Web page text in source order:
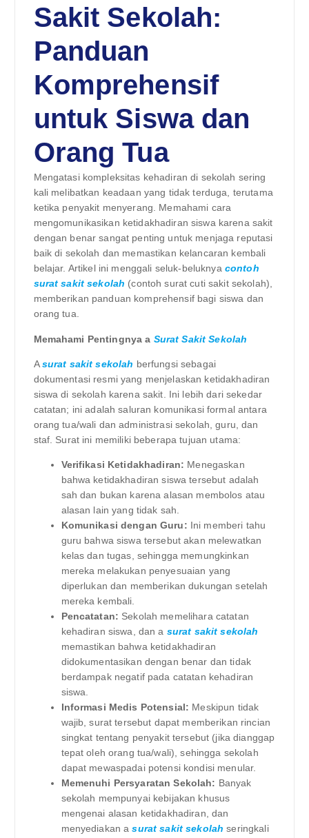
Sakit Sekolah:
Panduan
Komprehensif
untuk Siswa dan
Orang Tua
Mengatasi kompleksitas kehadiran di sekolah sering
kali melibatkan keadaan yang tidak terduga, terutama
ketika penyakit menyerang. Memahami cara
mengomunikasikan ketidakhadiran siswa karena sakit
dengan benar sangat penting untuk menjaga reputasi
baik di sekolah dan memastikan kelancaran kembali
belajar. Artikel ini menggali seluk-beluknya contoh
surat sakit sekolah (contoh surat cuti sakit sekolah),
memberikan panduan komprehensif bagi siswa dan
orang tua.
Memahami Pentingnya a Surat Sakit Sekolah
Asurat sakit sekolah berfungsi sebagai
dokumentasi resmi yang menjelaskan ketidakhadiran
siswa di sekolah karena sakit. Ini lebih dari sekedar
catatan; ini adalah saluran komunikasi formal antara
orang tua/wali dan administrasi sekolah, guru, dan
staf. Surat ini memiliki beberapa tujuan utama:
Verifikasi Ketidakhadiran: Menegaskan
bahwa ketidakhadiran siswa tersebut adalah
sah dan bukan karena alasan membolos atau
alasan lain yang tidak sah.
Komunikasi dengan Guru: Ini memberi tahu
guru bahwa siswa tersebut akan melewatkan
kelas dan tugas, sehingga memungkinkan
mereka melakukan penyesuaian yang
diperlukan dan memberikan dukungan setelah
mereka kembali.
Pencatatan: Sekolah memelihara catatan
kehadiran siswa, dan a surat sakit sekolah
memastikan bahwa ketidakhadiran
didokumentasikan dengan benar dan tidak
berdampak negatif pada catatan kehadiran
siswa.
Informasi Medis Potensial: Meskipun tidak
wajib, surat tersebut dapat memberikan rincian
singkat tentang penyakit tersebut (jika dianggap
tepat oleh orang tua/wali), sehingga sekolah
dapat mewaspadai potensi kondisi menular.
Memenuhi Persyaratan Sekolah: Banyak
sekolah mempunyai kebijakan khusus
mengenai alasan ketidakhadiran, dan
menyediakan asurat sakit sekolah seringkali